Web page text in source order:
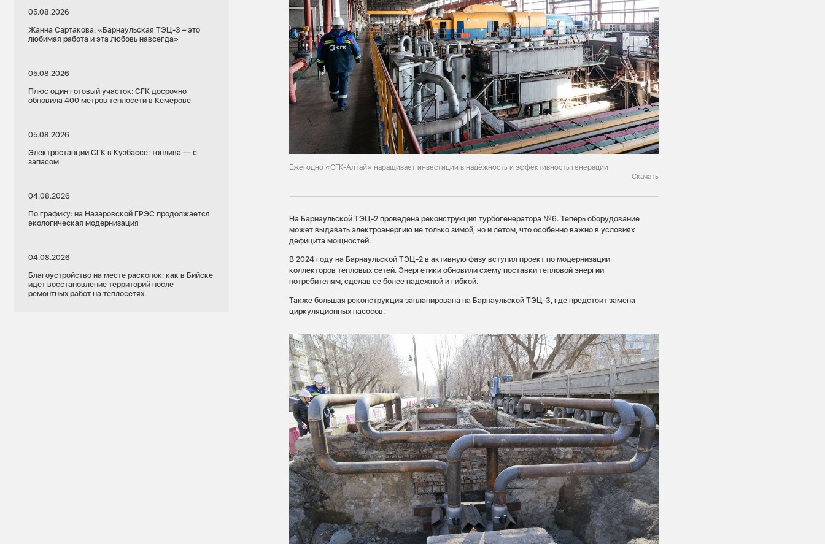
05.08.2026
Жанна Сартакова: «Барнаульская ТЭЦ-3 – это
любимая работа и эта любовь навсегда»
05.08.2026
Плюс один готовый участок: СГК досрочно
обновила 400 метров теплосети в Кемерове
05.08.2026
Электростанции СГК в Кузбассе: топлива — с
запасом
04.08.2026
По графику: на Назаровской ГРЭС продолжается
экологическая модернизация
04.08.2026
Благоустройство на месте раскопок: как в Бийске
идет восстановление территорий после
ремонтных работ на теплосетях.
Ежегодно «СГК-Алтай» наращивает инвестиции в надёжность и эффективность генерации
Скачать
На Барнаульской ТЭЦ-2 проведена реконструкция турбогенератора №6. Теперь оборудование
может выдавать электроэнергию не только зимой, но и летом, что особенно важно в условиях
дефицита мощностей.
В 2024 году на Барнаульской ТЭЦ-2 в активную фазу вступил проект по модернизации
коллекторов тепловых сетей. Энергетики обновили схему поставки тепловой энергии
потребителям, сделав ее более надежной и гибкой.
Также большая реконструкция запланирована на Барнаульской ТЭЦ-3, где предстоит замена
циркуляционных насосов.